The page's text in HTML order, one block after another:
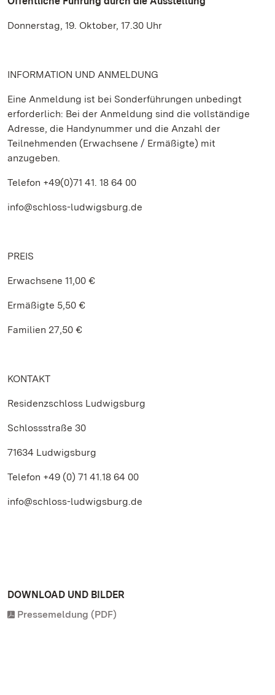
Donnerstag, 19. Oktober, 17.30 Uhr
INFORMATION UND ANMELDUNG
Eine Anmeldung ist bei Sonderführungen unbedingt
erforderlich: Bei der Anmeldung sind die vollständige
Adresse, die Handynummer und die Anzahl der
Teilnehmenden (Erwachsene / Ermäßigte) mit
anzugeben.
Telefon +49(0)71 41. 18 64 00
info@schloss-ludwigsburg.de
PREIS
Erwachsene 11,00 €
Ermäßigte 5,50 €
Familien 27,50 €
KONTAKT
Residenzschloss Ludwigsburg
Schlossstraße 30
71634 Ludwigsburg
Telefon +49 (0) 71 41.18 64 00
info@schloss-ludwigsburg.de
DOWNLOAD UND BILDER
Pressemeldung (PDF)